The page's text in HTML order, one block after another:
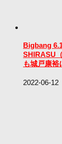
Bigbang
SHIRASU
も城戸康裕
2022-06-12